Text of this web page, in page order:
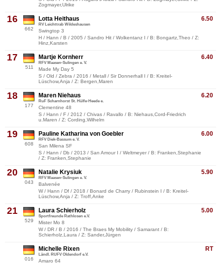
Zogmayer,Ulrike
16
662
6.50
Lotta Heithaus
RV Leichttrab Wildeshausen
Swingtop 3
H / Hann / B / 2005 / Sandro Hit / Wolkentanz I / B: Bongartz,Theo / Z:
Hinz,Karsten
17
511
6.40
Martje Kornherr
RFV Maasen-Sulingen e. V.
Made My Day 5
S / Old / Zebra / 2016 / Metall / Sir Donnerhall I / B: Kreitel-
Lüschow,Anja / Z: Bergen,Maren
18
177
6.20
Maren Niehaus
RuF Scharnhorst St. Hülfe-Heede e.
Clementine 48
S / Hann / F / 2012 / Chivas / Ravallo / B: Niehaus,Cord-Friedrich
u.Maren / Z: Cording,Wilhelm
19
608
6.00
Pauline Katharina von Goebler
RFV Diek-Bassum e. V.
San Milena SF
S / Hann / Db / 2013 / San Amour I / Weltmeyer / B: Franken,Stephanie
/ Z: Franken,Stephanie
20
043
5.90
Natalie Krysiuk
RFV Maasen-Sulingen e. V.
Balvenée
W / Hann / Df / 2018 / Bonard de Charry / Rubinstein I / B: Kreitel-
Lüschow,Anja / Z: Troff,Anke
21
529
5.00
Laura Schierholz
Sportfreunde Rathlosen e.V.
Mister Mo 8
W / DR / B / 2016 / The Braes My Mobility / Samarant / B:
Schierholz,Laura / Z: Sander,Jürgen
016
RT
Michelle Rixen
Ländl. RUFV Oldendorf e.V.
Amaro 64